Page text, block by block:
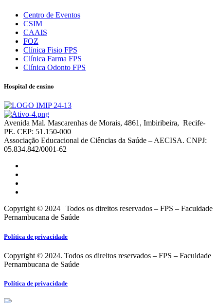
Centro de Eventos
CSIM
CAAIS
FOZ
Clínica Fisio FPS
Clínica Farma FPS
Clínica Odonto FPS
Hospital de ensino
Avenida Mal. Mascarenhas de Morais, 4861, Imbiribeira, Recife-
PE. CEP: 51.150-000
Associação Educacional de Ciências da Saúde – AECISA. CNPJ:
05.834.842/0001-62
Copyright © 2024 | Todos os direitos reservados – FPS – Faculdade
Pernambucana de Saúde
Política de privacidade
Copyright © 2024. Todos os direitos reservados – FPS – Faculdade
Pernambucana de Saúde
Política de privacidade